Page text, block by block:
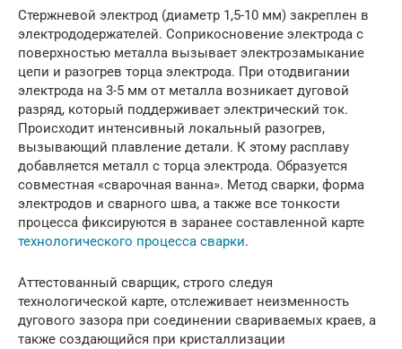
Стержневой электрод (диаметр 1,5-10 мм) закреплен в
электрододержателей. Соприкосновение электрода с
поверхностью металла вызывает электрозамыкание
цепи и разогрев торца электрода. При отодвигании
электрода на 3-5 мм от металла возникает дуговой
разряд, который поддерживает электрический ток.
Происходит интенсивный локальный разогрев,
вызывающий плавление детали. К этому расплаву
добавляется металл с торца электрода. Образуется
совместная «сварочная ванна». Метод сварки, форма
электродов и сварного шва, а также все тонкости
процесса фиксируются в заранее составленной карте
технологического процесса сварки.
Аттестованный сварщик, строго следуя
технологической карте, отслеживает неизменность
дугового зазора при соединении свариваемых краев, а
также создающийся при кристаллизации